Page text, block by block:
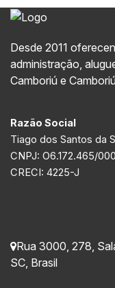
Desde 2011
administração,
Camboriú e
Razão Social
Tiago dos Santos da
CNPJ: O6.172.465/
CRECI: 4225-J
Rua 3000 278
SC Brasil